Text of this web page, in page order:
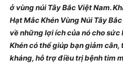
ở vùng núi Tây Bắc Việt Nam.
Hạt Mắc Khén Vùng Núi Tây
về những lợi ích của nó cho sức
Khén có thể giúp bạn giảm
kháng, hỗ trợ điều trị bệnh tim